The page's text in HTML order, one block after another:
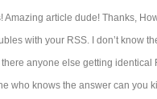
Amazing article dude! Thanks,
with your RSS. I don’t know
there anyone else getting identical
who knows the answer can you